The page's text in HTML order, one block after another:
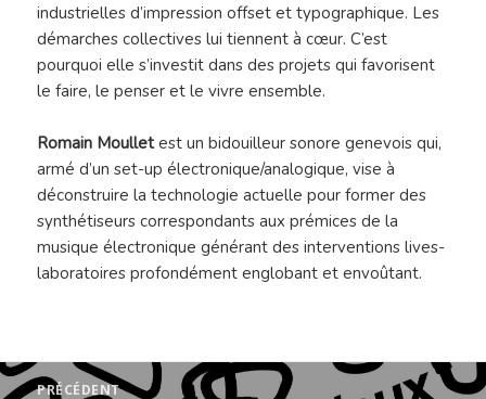
industrielles d’impression offset et typographique. Les
démarches collectives lui tiennent à cœur. C’est
pourquoi elle s’investit dans des projets qui favorisent
le faire, le penser et le vivre ensemble.
Romain Moulletest un bidouilleur sonore genevois qui,
armé d’un set-up électronique/analogique, vise à
déconstruire la technologie actuelle pour former des
synthétiseurs correspondants aux prémices de la
musique électronique générant des interventions lives-
laboratoires profondément englobant et envoûtant.
Navigation
PRÉCÉDENT